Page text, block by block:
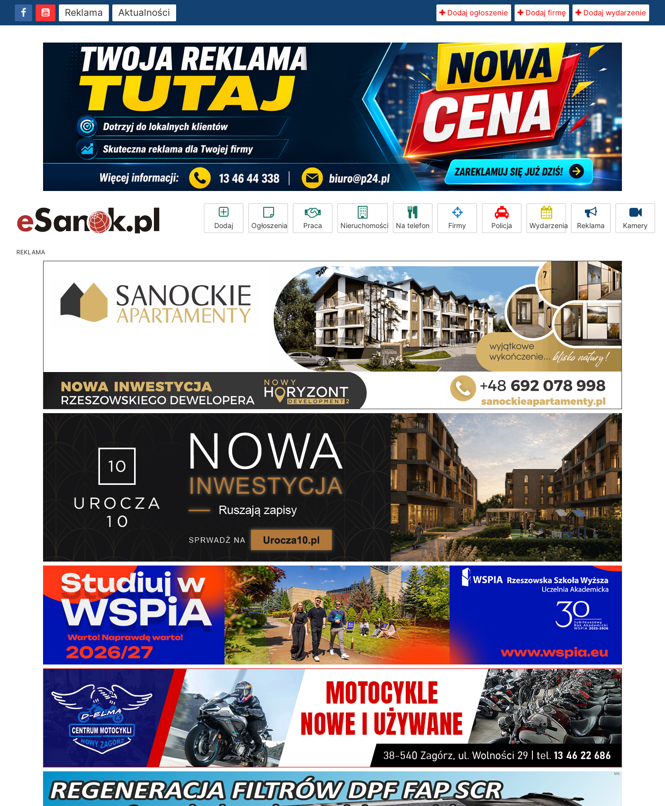
Reklama Aktualności Dodaj ogłoszenie Dodaj firmę Dodaj wydarzenie
Dodaj Ogłoszenia Praca Nieruchomości Na telefon Firmy Policja Wydarzenia Reklama Kamery
REKLAMA